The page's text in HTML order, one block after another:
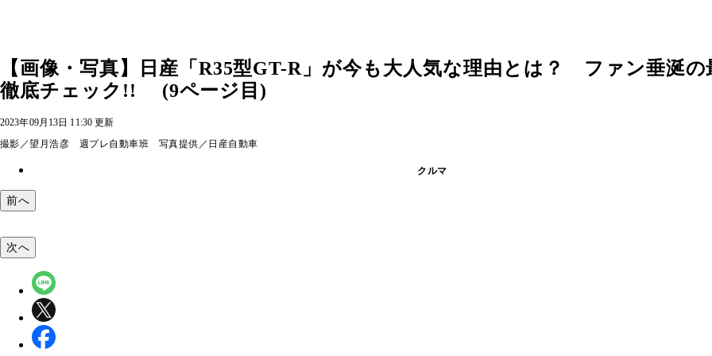
【画像・写真】日産「R35型GT-R」が今も大人気な理由とは？ ファン垂涎の
徹底チェック!! (9ページ目)
2023年09月13日 11:30 更新
撮影／望月浩彦 週プレ自動車班 写真提供／日産自動車
クルマ
前へ
次へ